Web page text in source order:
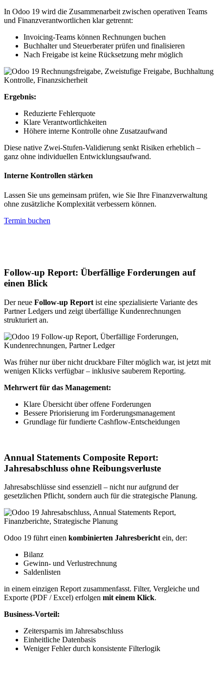
In Odoo 19 wird die Zusammenarbeit zwischen operativen Teams
und Finanzverantwortlichen klar getrennt:
Invoicing-Teams können Rechnungen buchen
Buchhalter und Steuerberater prüfen und finalisieren
Nach Freigabe ist keine Rücksetzung mehr möglich
Ergebnis:
Reduzierte Fehlerquote
Klare Verantwortlichkeiten
Höhere interne Kontrolle ohne Zusatzaufwand
Diese native Zwei-Stufen-Validierung senkt Risiken erheblich –
ganz ohne individuellen Entwicklungsaufwand.
Interne Kontrollen stärken
Lassen Sie uns gemeinsam prüfen, wie Sie Ihre Finanzverwaltung
ohne zusätzliche Komplexität verbessern können.
Termin buchen
Follow-up Report: Überfällige Forderungen auf
einen Blick
Der neue Follow-up Report ist eine spezialisierte Variante des
Partner Ledgers und zeigt überfällige Kundenrechnungen
strukturiert an.
Was früher nur über nicht druckbare Filter möglich war, ist jetzt mit
wenigen Klicks verfügbar – inklusive sauberem Reporting.
Mehrwert für das Management:
Klare Übersicht über offene Forderungen
Bessere Priorisierung im Forderungsmanagement
Grundlage für fundierte Cashflow-Entscheidungen
Annual Statements Composite Report:
Jahresabschluss ohne Reibungsverluste
Jahresabschlüsse sind essenziell – nicht nur aufgrund der
gesetzlichen Pflicht, sondern auch für die strategische Planung.
Odoo 19 führt einen kombinierten Jahresbericht ein, der:
Bilanz
Gewinn- und Verlustrechnung
Saldenlisten
in einem einzigen Report zusammenfasst. Filter, Vergleiche und
Exporte (PDF / Excel) erfolgen mit einem Klick.
Business-Vorteil:
Zeitersparnis im Jahresabschluss
Einheitliche Datenbasis
Weniger Fehler durch konsistente Filterlogik